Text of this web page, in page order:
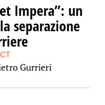
Impera”: un
separazione
Gurrieri